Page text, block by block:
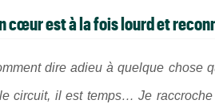
cœur est à la fois lourd et
dire adieu à quelque chose
circuit, il est temps… Je